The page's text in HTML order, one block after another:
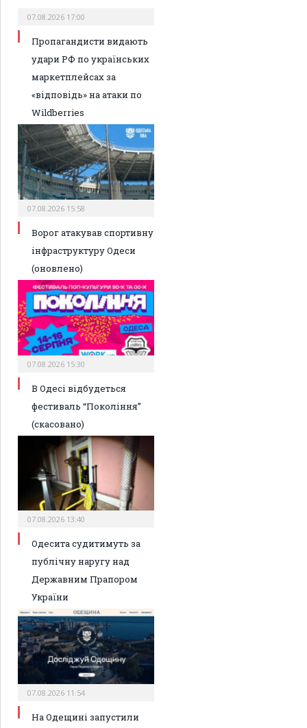
07.08.2026 17:00
Пропагандисти видають
удари РФ по українських
маркетплейсах за
«відповідь» на атаки по
Wildberries
07.08.2026 15:58
Ворог атакував спортивну
інфраструктуру Одеси
(оновлено)
07.08.2026 15:30
В Одесі відбудеться
фестиваль “Покоління”
(скасовано)
07.08.2026 13:40
Одесита судитимуть за
публічну наругу над
Державним Прапором
України
07.08.2026 11:54
На Одещині запустили